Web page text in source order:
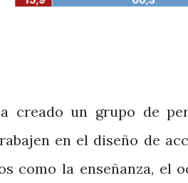
creado un grupo de
en el diseño de
como la enseñanza, el